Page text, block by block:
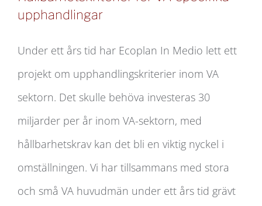
Hållbarhetskriterier för VA-specifika
upphandlingar
upphandlingar
Under ett års tid har Ecoplan In Medio lett ett
projekt om upphandlingskriterier inom VA
sektorn. Det skulle behöva investeras 30
miljarder per år inom VA-sektorn, med
hållbarhetskrav kan det bli en viktig nyckel i
omställningen. Vi har tillsammans med stora
och små VA huvudmän under ett års tid grävt